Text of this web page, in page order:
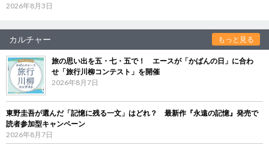
2026年8月3日
カルチャー もっと見る
旅の思い出を五・七・五で！ エースが「かばんの日」に合わ
せ「旅行川柳コンテスト」を開催
2026年8月7日
東野圭吾が選んだ「記憶に残る一文」はどれ？ 最新作『永遠の記憶』発売で
読者参加型キャンペーン
2026年8月7日